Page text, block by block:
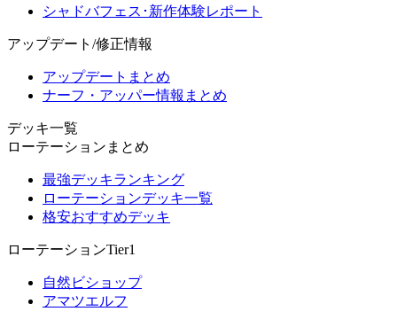
シャドバフェス･新作体験レポート
アップデート/修正情報
アップデートまとめ
ナーフ・アッパー情報まとめ
デッキ一覧
ローテーションまとめ
最強デッキランキング
ローテーションデッキ一覧
格安おすすめデッキ
ローテーションTier1
自然ビショップ
アマツエルフ